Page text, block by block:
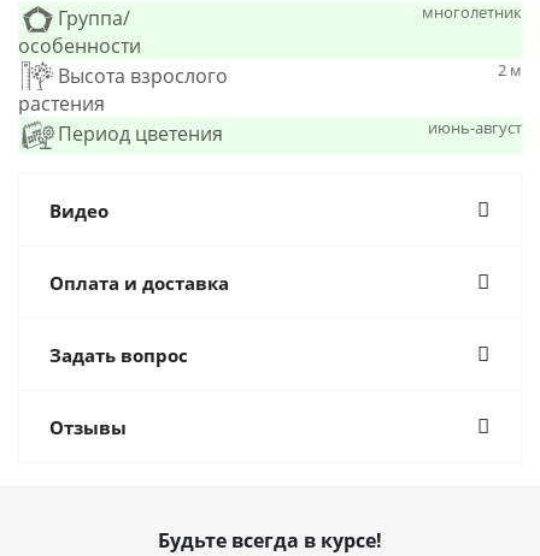
Группа/
особенности
многолетник
Высота взрослого
растения
2 м
Период цветения июнь-август
Видео
Оплата и доставка
Задать вопрос
Отзывы
Будьте всегда в курсе!